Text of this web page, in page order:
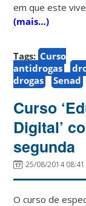
em que este
(mais…)
Tags: Curso
antidrogas
drogas
Senad
Curso
Digital’
segunda
25/08/2014 08:41
O curso de